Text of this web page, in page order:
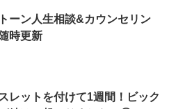
ーン人生相談&カウンセリン
時更新
レットを付けて1週間！ビック